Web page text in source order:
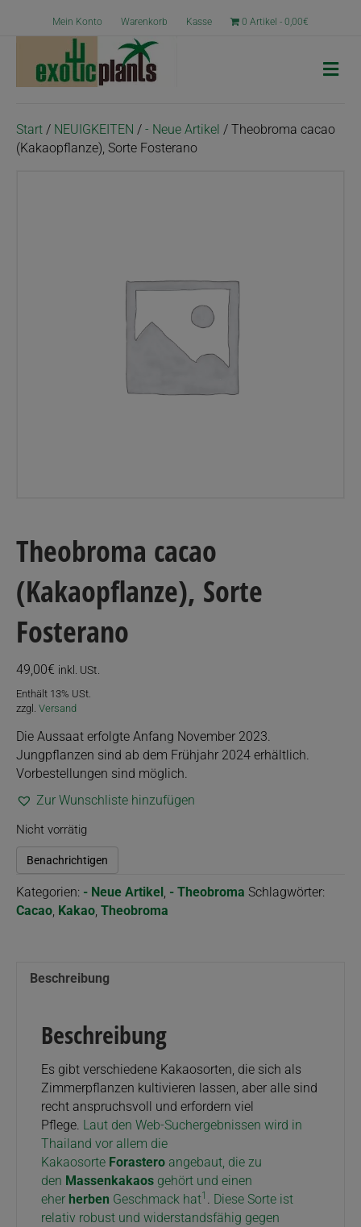
Mein Konto Warenkorb Kasse 0 Artikel 0,00€
N
a
Start / NEUIGKEITEN / - Neue Artikel / Theobroma cacao
(Kakaopflanze), Sorte Fosterano
Theobroma cacao
(Kakaopflanze), Sorte
Fosterano
49,00€ inkl. USt.
Enthält 13% USt.
zzgl. Versand
Die Aussaat erfolgte Anfang November 2023.
Jungpflanzen sind ab dem Frühjahr 2024 erhältlich.
Vorbestellungen sind möglich.
Zur Wunschliste hinzufügen
Nicht vorrätig
Benachrichtigen
Kategorien: - Neue Artikel - Theobroma Schlagwörter:
Cacao Kakao Theobroma
Beschreibung
Beschreibung
Es gibt verschiedene Kakaosorten, die sich als
Zimmerpflanzen kultivieren lassen, aber alle sind
recht anspruchsvoll und erfordern viel
Pflege. Laut den Web-Suchergebnissen wird in
Thailand vor allem die
Kakaosorte Forastero angebaut, die zu
den Massenkakaos gehört und einen
eher herben Geschmack hat1
Diese Sorte ist
relativ robust und widerstandsfähig gegen